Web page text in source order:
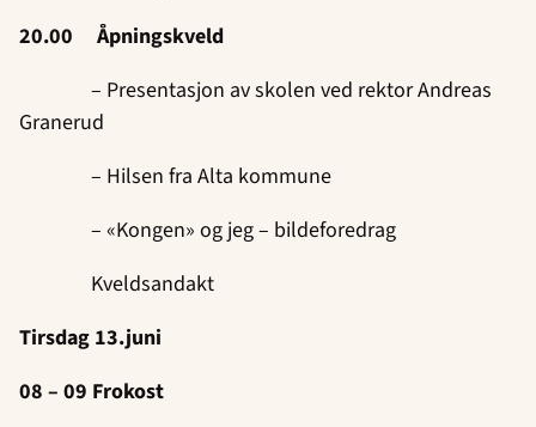
20.00 Åpningskveld
– Presentasjon av skolen ved rektor Andreas
Granerud
– Hilsen fra Alta kommune
– «Kongen» og jeg – bildeforedrag
Kveldsandakt
Tirsdag 13.juni
08 – 09 Frokost